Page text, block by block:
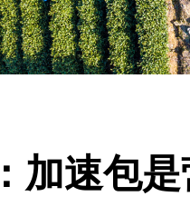
加速包